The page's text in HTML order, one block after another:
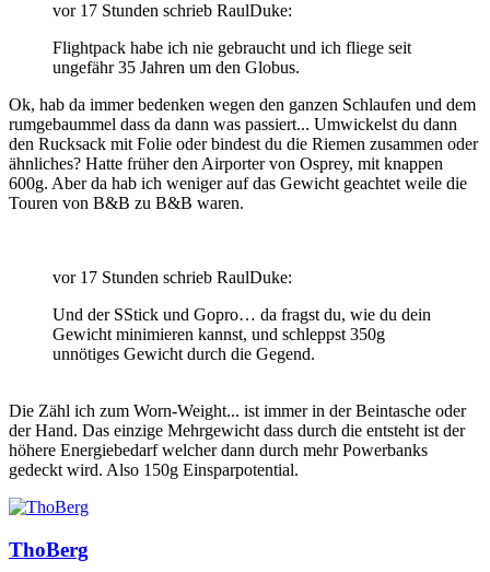
vor 17 Stunden schrieb RaulDuke:
Flightpack habe ich nie gebraucht und ich fliege seit
ungefähr 35 Jahren um den Globus.
Ok, hab da immer bedenken wegen den ganzen Schlaufen und dem
rumgebaummel dass da dann was passiert... Umwickelst du dann
den Rucksack mit Folie oder bindest du die Riemen zusammen oder
ähnliches? Hatte früher den Airporter von Osprey, mit knappen
600g. Aber da hab ich weniger auf das Gewicht geachtet weile die
Touren von B&B zu B&B waren.
vor 17 Stunden schrieb RaulDuke:
Und der SStick und Gopro… da fragst du, wie du dein
Gewicht minimieren kannst, und schleppst 350g
unnötiges Gewicht durch die Gegend.
Die Zähl ich zum Worn-Weight... ist immer in der Beintasche oder
der Hand. Das einzige Mehrgewicht dass durch die entsteht ist der
höhere Energiebedarf welcher dann durch mehr Powerbanks
gedeckt wird. Also 150g Einsparpotential.
ThoBerg